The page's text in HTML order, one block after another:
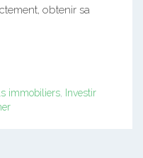
obtenir sa
immobiliers,
Investir